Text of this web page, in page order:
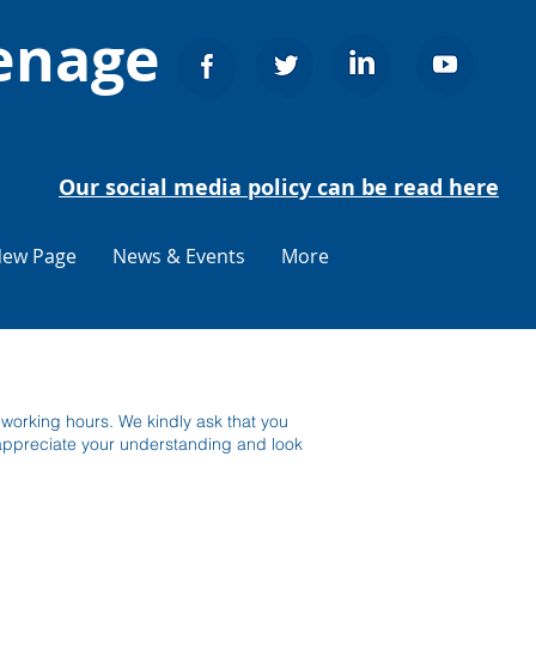
Our social media policy can be read here
Page News & Events More
hours. We kindly ask that you
your understanding and look